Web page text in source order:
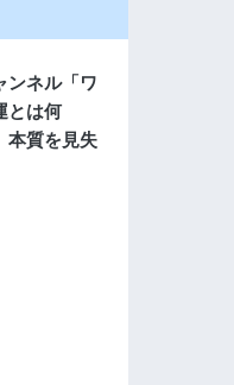
ンネル「ワ
とは何
本質を見失